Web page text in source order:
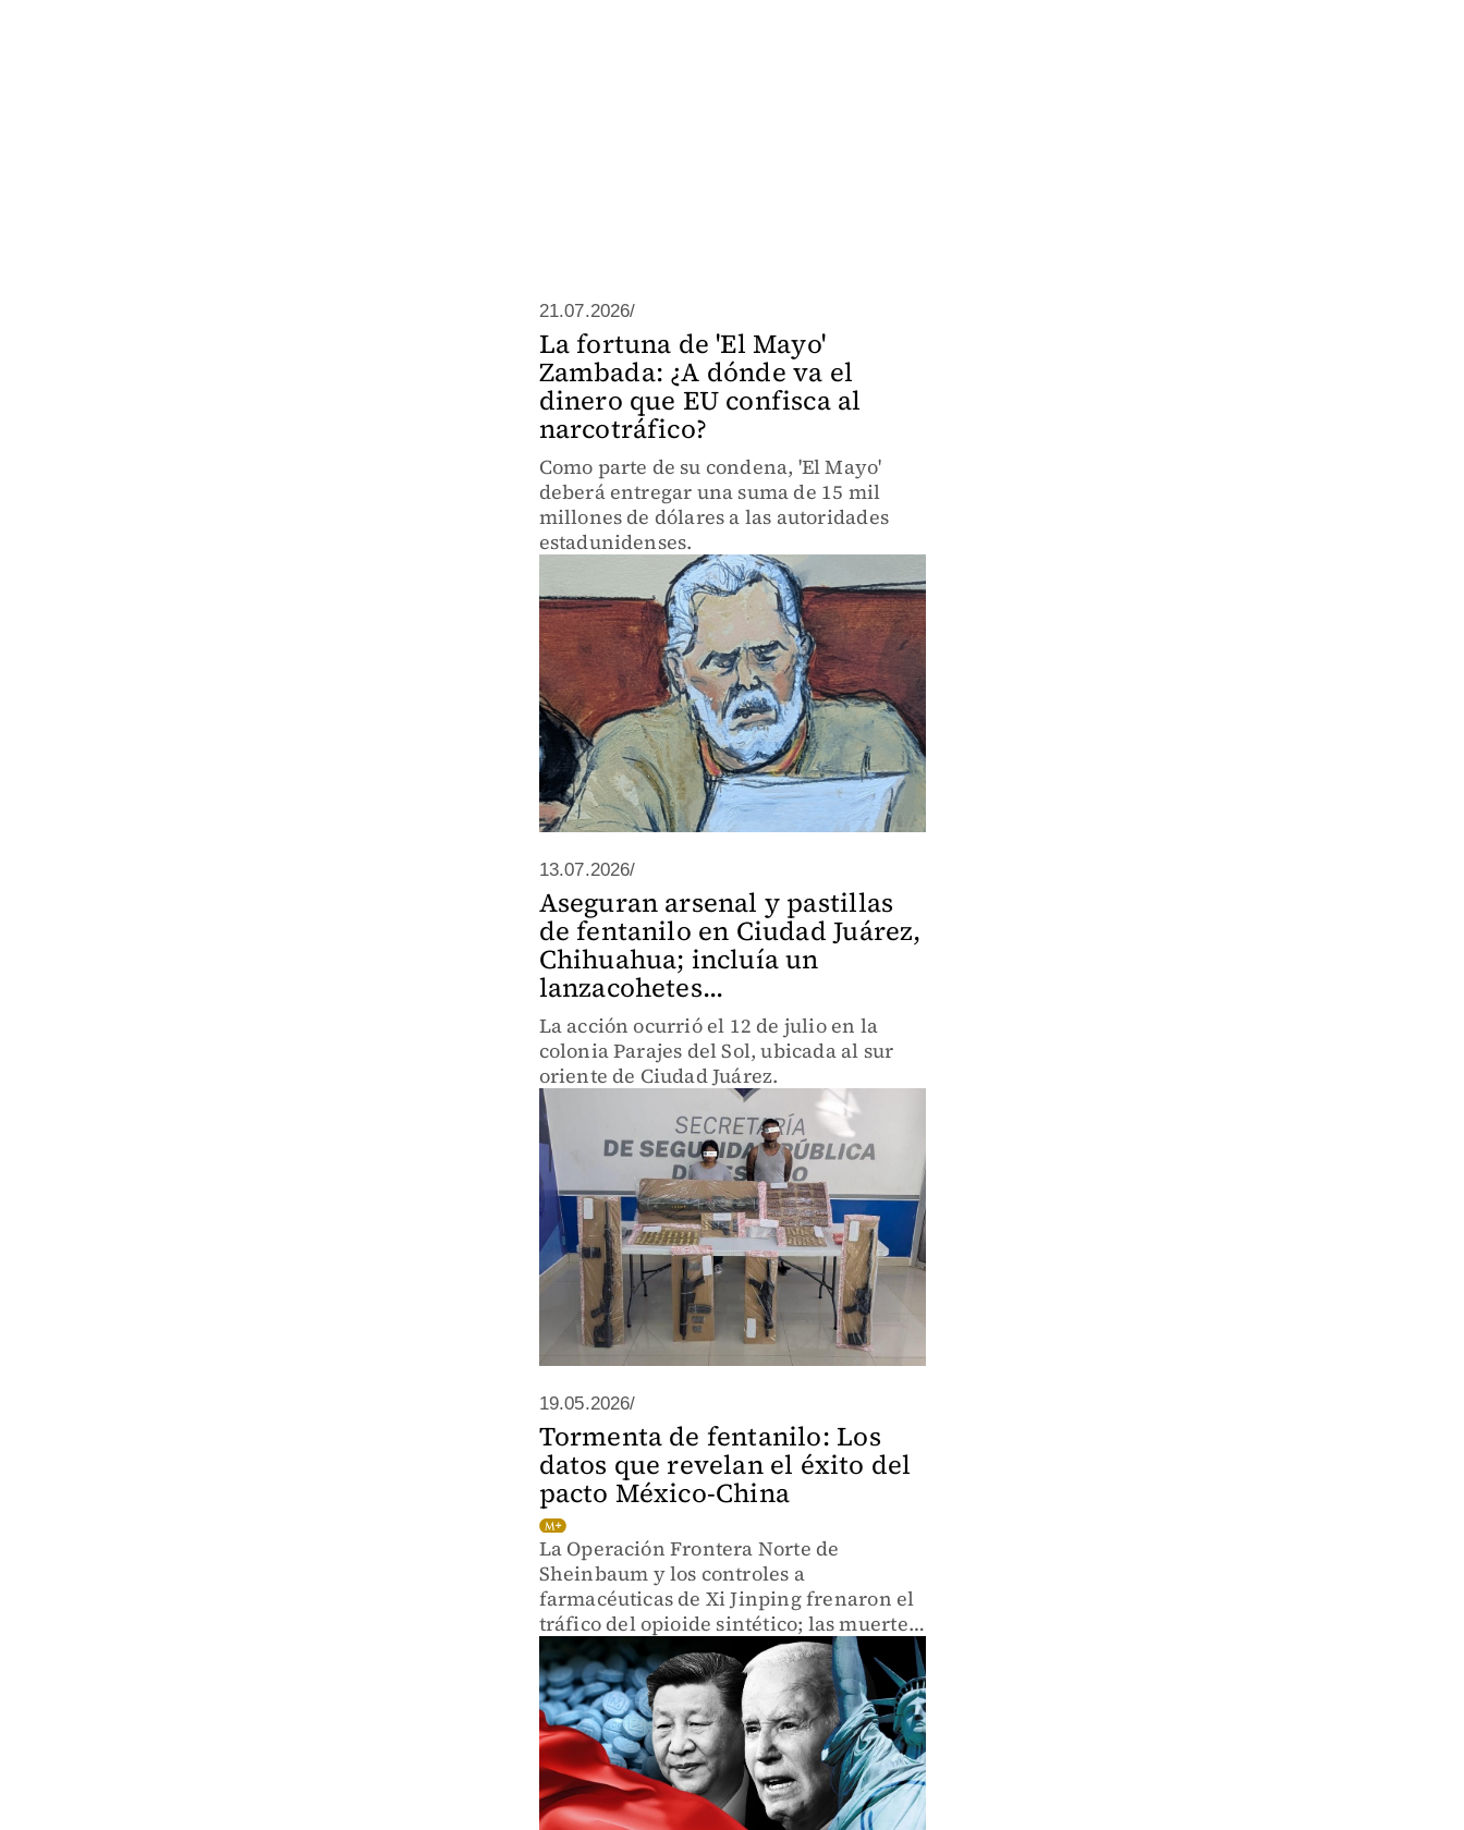
21.07.2026/
La fortuna de 'El Mayo'
Zambada: ¿A dónde va el
dinero que EU confisca al
narcotráfico?
Como parte de su condena, 'El Mayo'
deberá entregar una suma de 15 mil
millones de dólares a las autoridades
estadunidenses.
13.07.2026/
Aseguran arsenal y pastillas
de fentanilo en Ciudad Juárez,
Chihuahua; incluía un
lanzacohetes...
La acción ocurrió el 12 de julio en la
colonia Parajes del Sol, ubicada al sur
oriente de Ciudad Juárez.
19.05.2026/
Tormenta de fentanilo: Los
datos que revelan el éxito del
pacto México-China
La Operación Frontera Norte de
Sheinbaum y los controles a
farmacéuticas de Xi Jinping frenaron el
tráfico del opioide sintético; las muertes
por consumo cayeron a casi la mitad.